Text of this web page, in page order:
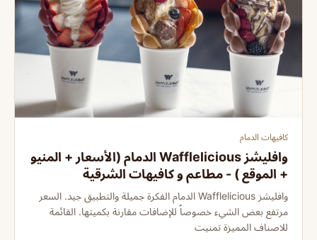
كافيهات الدمام
وافليشز Wafflelicious الدمام (الأسعار + المنيو
+ الموقع ) - مطاعم و كافيهات الشرقية
وافليشز Wafflelicious الدمام الفكرة جميلة والتطبيق جيد. السعر
مرتفع بعض الشيء خصوصاً للإضافات مقارنة بكميتها. القائمة
للاصناف المميزة تمنيت